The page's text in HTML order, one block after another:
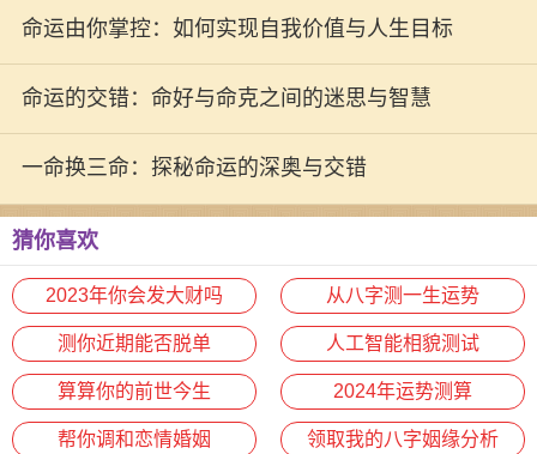
运的奥秘
命运由你掌控：如何实现自我价值与人生目标
命运的交错：命好与命克之间的迷思与智慧
一命换三命：探秘命运的深奥与交错
猜你喜欢
2023年你会发大财吗 从八字测一生运势
测你近期能否脱单 人工智能相貌测试
算算你的前世今生 2024年运势测算
帮你调和恋情婚姻 领取我的八字姻缘分析